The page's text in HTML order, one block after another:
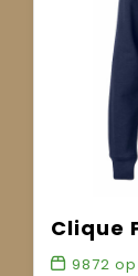
9872